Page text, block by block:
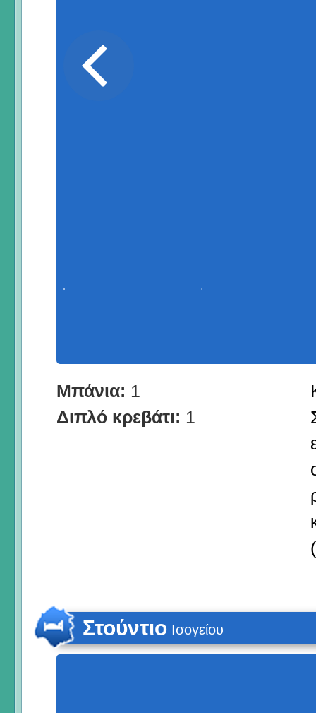
Μπάνια: 1
Διπλό κρεβάτι: 1
Στούντιο Ισογείου